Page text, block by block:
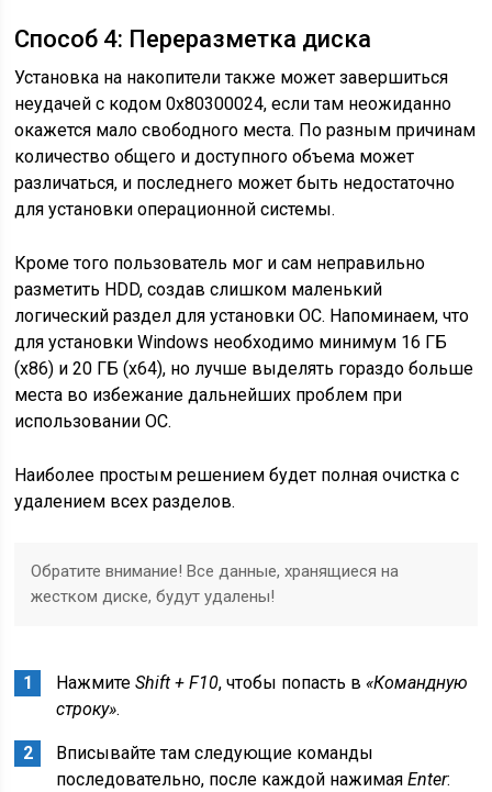
Способ 4: Переразметка диска
Установка на накопители также может завершиться
неудачей с кодом 0x80300024, если там неожиданно
окажется мало свободного места. По разным причинам
количество общего и доступного объема может
различаться, и последнего может быть недостаточно
для установки операционной системы.
Кроме того пользователь мог и сам неправильно
разметить HDD, создав слишком маленький
логический раздел для установки ОС. Напоминаем, что
для установки Windows необходимо минимум 16 ГБ
(x86) и 20 ГБ (x64), но лучше выделять гораздо больше
места во избежание дальнейших проблем при
использовании ОС.
Наиболее простым решением будет полная очистка с
удалением всех разделов.
Обратите внимание! Все данные, хранящиеся на
жестком диске, будут удалены!
НажмитеShift + F10, чтобы попасть в«Командную
строку».
Вписывайте там следующие команды
последовательно, после каждой нажимаяEnter: